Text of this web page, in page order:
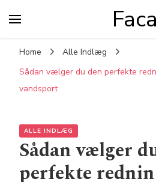
Faca
Home
Alle Indlæg
Sådan vælger du den perfekte
vandsport
ALLE INDLÆG
Sådan vælger
perfekte